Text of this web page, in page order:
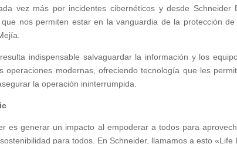
vez más por incidentes cibernéticos y desde Schneider
nos permiten estar en la vanguardia de la protección
indispensable salvaguardar la información y los
operaciones modernas, ofreciendo tecnología que les
la operación ininterrumpida.
es generar un impacto al empoderar a todos para
para todos. En Schneider, llamamos a esto «Life